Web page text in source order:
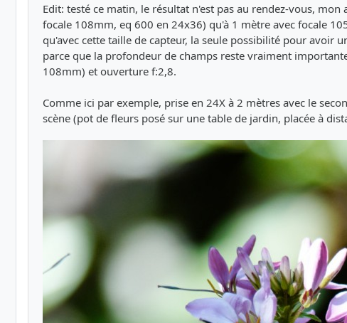
Edit: testé ce matin, le résultat n'est pas au rendez-vous,
focale 108mm, eq 600 en 24x36) qu'à 1 mètre avec focale
qu'avec cette taille de capteur, la seule possibilité pour avoir
parce que la profondeur de champs reste vraiment
108mm) et ouverture f:2,8.
Comme ici par exemple, prise en 24X à 2 mètres avec le
scène (pot de fleurs posé sur une table de jardin, placée à